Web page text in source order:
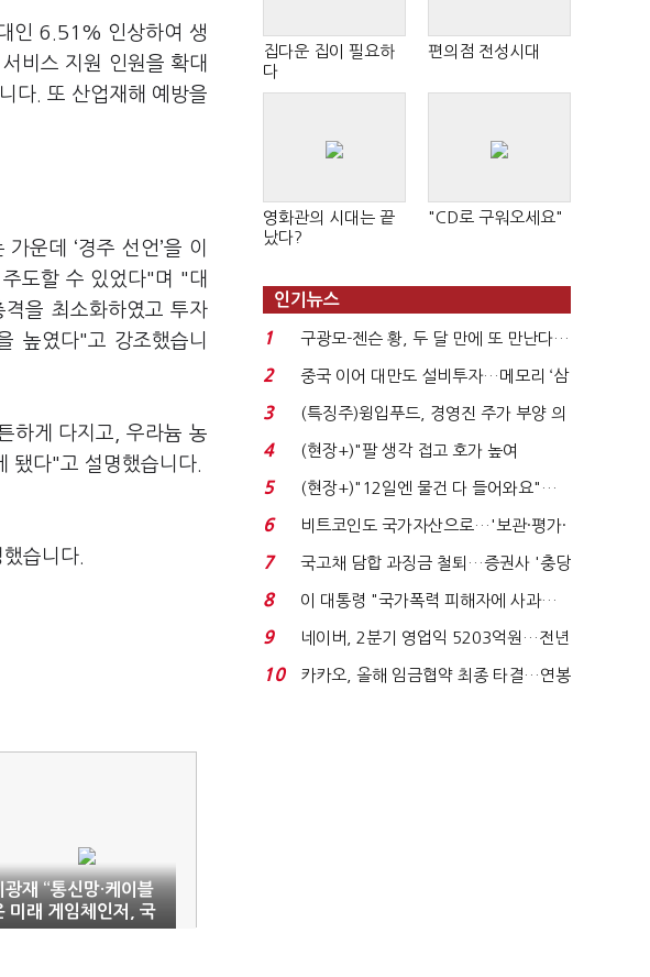
인 6.51% 인상하여 생
비스 지원 인원을 확대
다. 또 산업재해 예방을
운데 ‘경주 선언’을 이
도할 수 있었다"며 "대
을 최소화하였고 투자
높였다"고 강조했습니
하게 다지고, 우라늄 농
됐다"고 설명했습니다.
습니다.
광재 “통신망·케이블
미래 게임체인저, 국
가 투자해야”
집다운 집이 필요하
다
편의점 전성시대
영화관의 시대는 끝
났다?
"CD로 구워오세요"
인기뉴스
1
구광모-젠슨 황, 두 달 만에 또 만난다…
로봇·AI 등 논...
2
중국 이어 대만도 설비투자…메모리 ‘삼
국전쟁’
3
(특징주)윙입푸드, 경영진 주가 부양 의
지에 상한가...
4
(현장+)"팔 생각 접고 호가 높여
요"…'덜 똘똘한 한 채' 20...
5
(현장+)"12일엔 물건 다 들어와요"…
빈 매대 채우며 문 연 ...
6
비트코인도 국가자산으로…'보관·평가·
처분' 기준은 ...
7
국고채 담합 과징금 철퇴…증권사 '충당
금 폭탄' 우려...
8
이 대통령 "국가폭력 피해자에 사과…
적극적 조사로 진...
9
네이버, 2분기 영업익 5203억원…전년
비 0.2% 감소...
10
카카오, 올해 임금협약 최종 타결…연봉